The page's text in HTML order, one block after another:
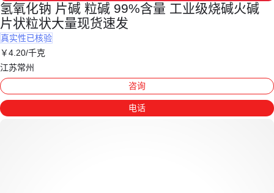
氢氧化钠 片碱 粒碱 99%含量 工业级烧碱火碱
片状粒状大量现货速发
真实性已核验
￥4 .20/千克
江苏常州
咨询
电话